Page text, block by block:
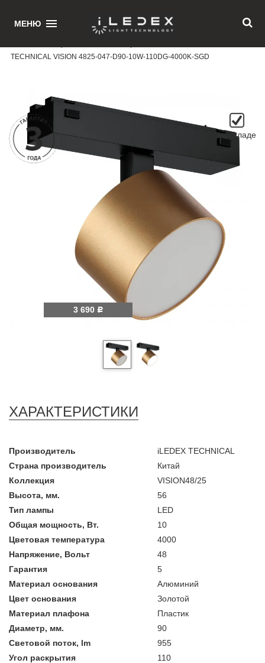
МЕНЮ
TECHNICAL VISION 4825-047-D90-10W-110DG-4000K-SGD
на складе
3 690 Р
ХАРАКТЕРИСТИКИ
Производитель
iLEDEX TECHNICAL
Страна производитель
Китай
Коллекция
VISION48/25
Высота, мм.
56
Тип лампы
LED
Общая мощность, Вт.
10
Цветовая температура
4000
Напряжение, Вольт
48
Гарантия
5
Материал основания
Алюминий
Цвет основания
Золотой
Материал плафона
Пластик
Диаметр, мм.
90
Световой поток, lm
955
Угол раскрытия
110